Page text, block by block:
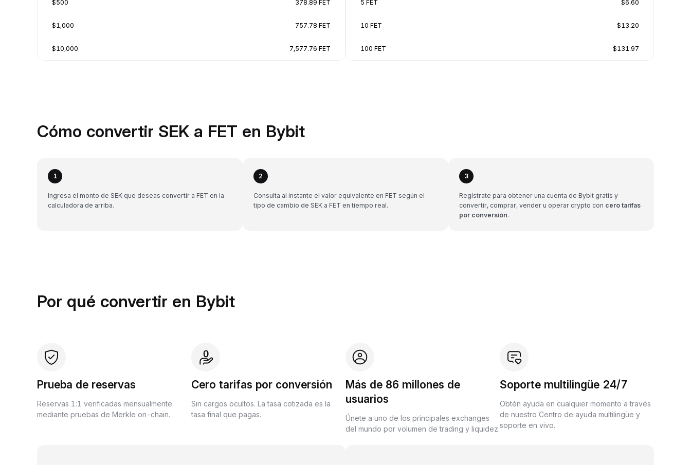
$500 378.89 FET
$1,000 757.78 FET
$10,000 7,577.76 FET
5 FET $6.60
10 FET $13.20
100 FET $131.97
Cómo convertir SEK a FET en Bybit
1
Ingresa el monto de SEK que deseas convertir a FET en la
calculadora de arriba.
2
Consulta al instante el valor equivalente en FET según el
tipo de cambio de SEK a FET en tiempo real.
3
Regístrate para obtener una cuenta de Bybit gratis y
convertir, comprar, vender u operar crypto con cero tarifas
por conversión.
Por qué convertir en Bybit
Prueba de reservas
Reservas 1:1 verificadas mensualmente
mediante pruebas de Merkle on-chain.
Cero tarifas por conversión
Sin cargos ocultos. La tasa cotizada es la
tasa final que pagas.
Más de 86 millones de
usuarios
Únete a uno de los principales exchanges
del mundo por volumen de trading y liquidez.
Soporte multilingüe 24/7
Obtén ayuda en cualquier momento a través
de nuestro Centro de ayuda multilingüe y
soporte en vivo.